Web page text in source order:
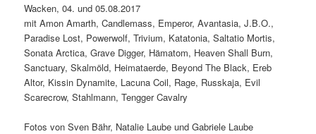
Wacken, 04. und 05.08.2017
mit Amon Amarth, Candlemass, Emperor, Avantasia, J.B.O.,
Paradise Lost, Powerwolf, Trivium, Katatonia, Saltatio Mortis,
Sonata Arctica, Grave Digger, Hämatom, Heaven Shall Burn,
Sanctuary, Skalmöld, Heimataerde, Beyond The Black, Ereb
Altor, Kissin Dynamite, Lacuna Coil, Rage, Russkaja, Evil
Scarecrow, Stahlmann, Tengger Cavalry
Fotos von Sven Bähr, Natalie Laube und Gabriele Laube